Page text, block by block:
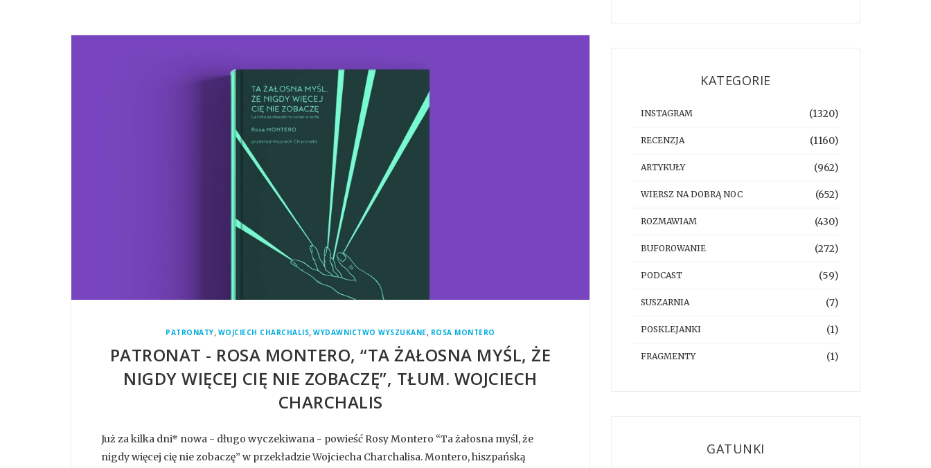
PATRONATY, WOJCIECH CHARCHALIS,WYDAWNICTWO WYSZUKANE, ROSA MONTERO
PATRONAT - ROSA MONTERO, “TA ŻAŁOSNA MYŚL, ŻE
NIGDY WIĘCEJ CIĘ NIE ZOBACZĘ”, TŁUM. WOJCIECH
CHARCHALIS
Już za kilka dni* nowa - długo wyczekiwana - powieść Rosy Montero “Ta żałosna myśl, że
nigdy więcej cię nie zobaczę” w przekładzie Wojciecha Charchalisa. Montero, hiszpańską
KATEGORIE
INSTAGRAM (1320)
RECENZJA (1160)
ARTYKUŁY (962)
WIERSZ NA DOBRĄ NOC (652)
ROZMAWIAM (430)
BUFOROWANIE (272)
PODCAST (59)
SUSZARNIA (7)
POSKLEJANKI (1)
FRAGMENTY (1)
GATUNKI